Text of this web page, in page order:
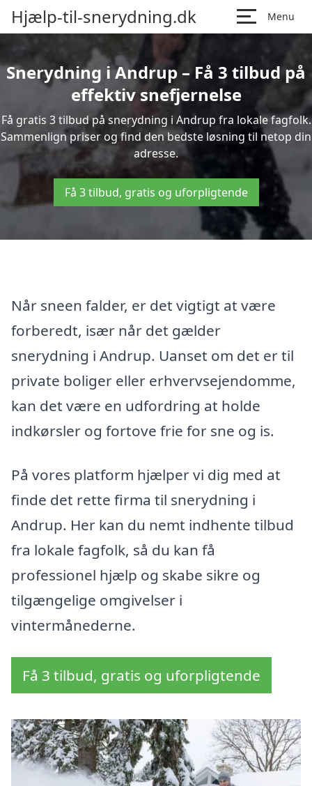
Hjælp-til-snerydning.dk Menu
Snerydning i Andrup – Få 3 tilbud på
effektiv snefjernelse
Få gratis 3 tilbud på snerydning i Andrup fra lokale fagfolk.
Sammenlign priser og find den bedste løsning til netop din
adresse.
Få 3 tilbud, gratis og uforpligtende
Når sneen falder, er det vigtigt at være
forberedt, især når det gælder
snerydning i Andrup. Uanset om det er til
private boliger eller erhvervsejendomme,
kan det være en udfordring at holde
indkørsler og fortove frie for sne og is.
På vores platform hjælper vi dig med at
finde det rette firma til snerydning i
Andrup. Her kan du nemt indhente tilbud
fra lokale fagfolk, så du kan få
professionel hjælp og skabe sikre og
tilgængelige omgivelser i
vintermånederne.
Få 3 tilbud, gratis og uforpligtende